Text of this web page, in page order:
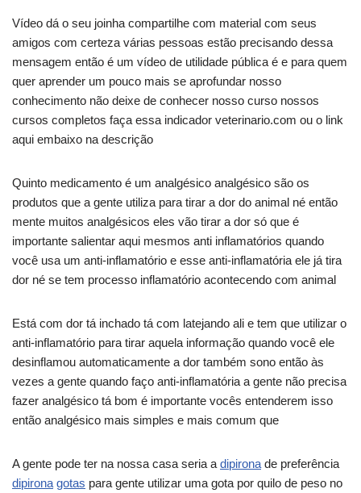
Vídeo dá o seu joinha compartilhe com material com seus
amigos com certeza várias pessoas estão precisando dessa
mensagem então é um vídeo de utilidade pública é e para quem
quer aprender um pouco mais se aprofundar nosso
conhecimento não deixe de conhecer nosso curso nossos
cursos completos faça essa indicador veterinario.com ou o link
aqui embaixo na descrição
Quinto medicamento é um analgésico analgésico são os
produtos que a gente utiliza para tirar a dor do animal né então
mente muitos analgésicos eles vão tirar a dor só que é
importante salientar aqui mesmos anti inflamatórios quando
você usa um anti-inflamatório e esse anti-inflamatória ele já tira
dor né se tem processo inflamatório acontecendo com animal
Está com dor tá inchado tá com latejando ali e tem que utilizar o
anti-inflamatório para tirar aquela informação quando você ele
desinflamou automaticamente a dor também sono então às
vezes a gente quando faço anti-inflamatória a gente não precisa
fazer analgésico tá bom é importante vocês entenderem isso
então analgésico mais simples e mais comum que
A gente pode ter na nossa casa seria a dipirona de preferência
dipirona gotas para gente utilizar uma gota por quilo de peso no